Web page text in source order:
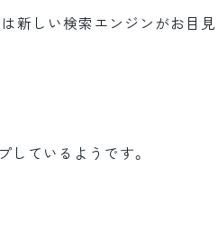
新しい検索エンジンがお目見
しているようです。